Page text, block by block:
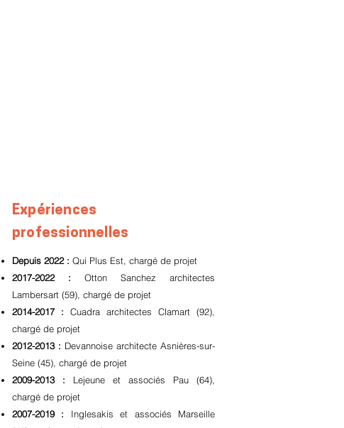
Expériences
professionnelles
Depuis 2022 : Qui Plus Est, chargé de projet
2017-2022 : Otton Sanchez architectes
Lambersart (59), chargé de projet
2014-2017 : Cuadra architectes Clamart (92),
chargé de projet
2012-2013 : Devannoise architecte Asnières-sur-
Seine (45), chargé de projet
2009-2013 : Lejeune et associés Pau (64),
chargé de projet
2007-2019 : Inglesakis et associés Marseille